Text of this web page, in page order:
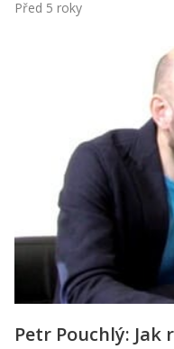
Před 5 roky
Petr Pouchlý: Jak